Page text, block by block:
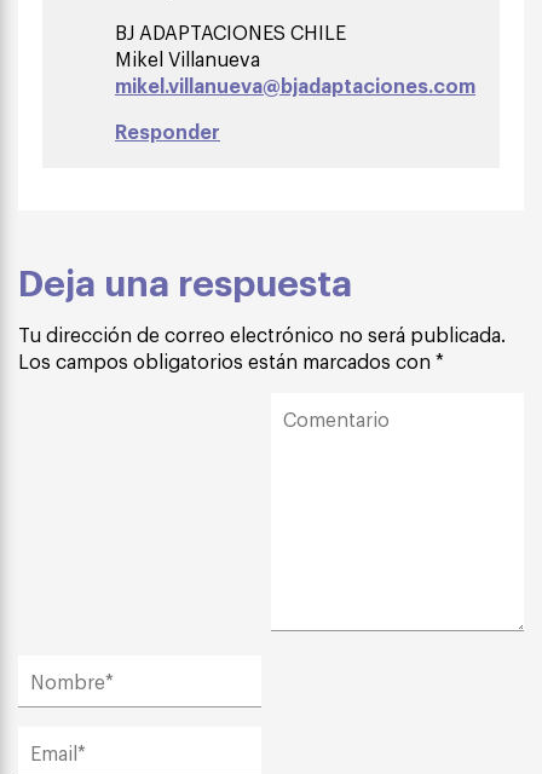
BJ ADAPTACIONES CHILE
Mikel Villanueva
mikel.villanueva@bjadaptaciones.com
Responder
Deja una respuesta
Tu dirección de correo electrónico no será publicada.
Los campos obligatorios están marcados con *